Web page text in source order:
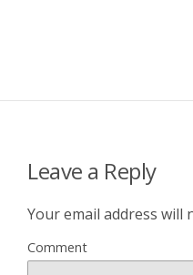
Leave a Reply
Your email address will
Comment